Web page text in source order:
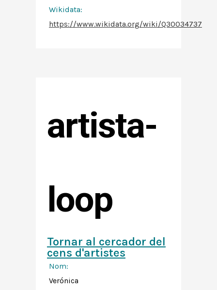
Wikidata:
https://www.wikidata.org/wiki/Q30034737
artista-
loop
Tornar al cercador del
cens d'artistes
Nom:
Verónica